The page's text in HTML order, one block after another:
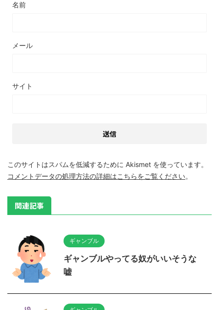
名前
メール
サイト
このサイトはスパムを低減するために Akismet を使っています。
コメントデータの処理方法の詳細はこちらをご覧ください。
関連記事
ギャンブル
ギャンブルやってる奴がいいそうな
嘘